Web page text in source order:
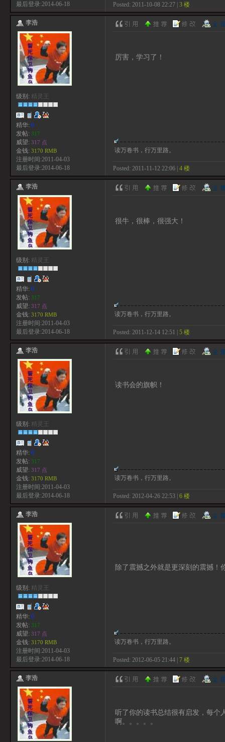
最后登录:2014-06-18
Posted: 2011-10-08 22:27 | 3 楼
李浩
级别: 精灵王
精华: 0
发帖: 317
威望: 317 点
金钱: 3170 RMB
注册时间:2011-04-03
最后登录:2014-06-18
厉害，学习了！
读万卷书，行万里路。
Posted: 2011-11-12 22:06 | 4 楼
李浩
级别: 精灵王
精华: 0
发帖: 317
威望: 317 点
金钱: 3170 RMB
注册时间:2011-04-03
最后登录:2014-06-18
很牛，很棒，很强大！
读万卷书，行万里路。
Posted: 2011-12-14 12:51 | 5 楼
李浩
级别: 精灵王
精华: 0
发帖: 317
威望: 317 点
金钱: 3170 RMB
注册时间:2011-04-03
最后登录:2014-06-18
读书会的旗帜！
读万卷书，行万里路。
Posted: 2012-04-26 22:53 | 6 楼
李浩
级别: 精灵王
精华: 0
发帖: 317
威望: 317 点
金钱: 3170 RMB
注册时间:2011-04-03
最后登录:2014-06-18
除了震撼之外就是更深刻的震撼！
读万卷书，行万里路。
Posted: 2012-06-05 21:44 | 7 楼
李浩
听了你的读书总结很有启发，每个
啊。。。。。